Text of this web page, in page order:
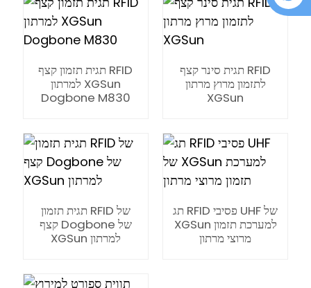
תגית תזמון קצף RFID
למרתון XGSun
Dogbone M830
תגית סינר קצף RFID
לתזמון מרוץ מרתון
XGSun
תגית תזמון RFID של
קצף Dogbone של
XGSun למרתון
תג RFID פסיבי UHF של
XGSun למערכת תזמון
מרוצי מרתון